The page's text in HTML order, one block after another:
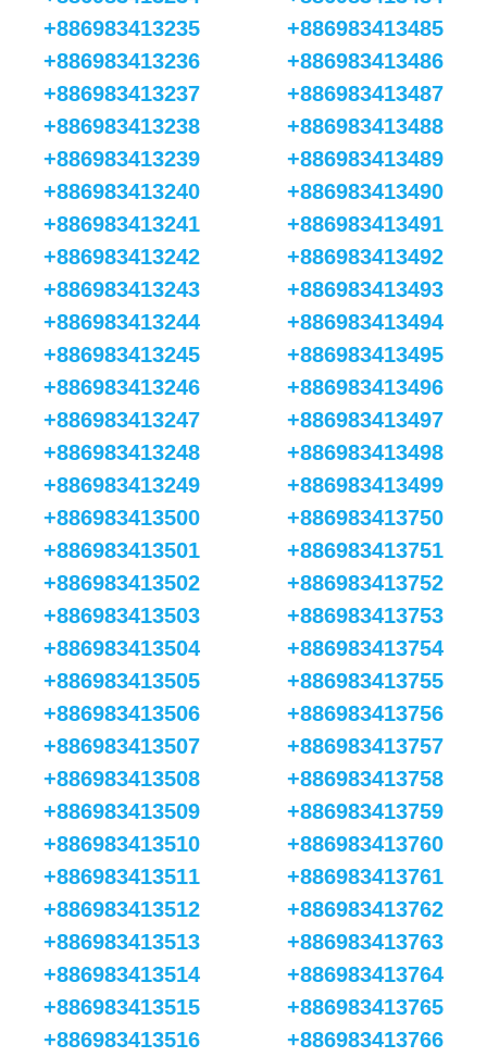
+886983413235
+886983413236
+886983413237
+886983413238
+886983413239
+886983413240
+886983413241
+886983413242
+886983413243
+886983413244
+886983413245
+886983413246
+886983413247
+886983413248
+886983413249
+886983413485
+886983413486
+886983413487
+886983413488
+886983413489
+886983413490
+886983413491
+886983413492
+886983413493
+886983413494
+886983413495
+886983413496
+886983413497
+886983413498
+886983413499
+886983413500
+886983413501
+886983413502
+886983413503
+886983413504
+886983413505
+886983413506
+886983413507
+886983413508
+886983413509
+886983413510
+886983413511
+886983413512
+886983413513
+886983413514
+886983413515
+886983413516
+886983413750
+886983413751
+886983413752
+886983413753
+886983413754
+886983413755
+886983413756
+886983413757
+886983413758
+886983413759
+886983413760
+886983413761
+886983413762
+886983413763
+886983413764
+886983413765
+886983413766